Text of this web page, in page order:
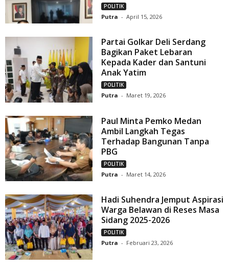
POLITIK
Putra - April 15, 2026
Partai Golkar Deli Serdang
Bagikan Paket Lebaran
Kepada Kader dan Santuni
Anak Yatim
POLITIK
Putra - Maret 19, 2026
Paul Minta Pemko Medan
Ambil Langkah Tegas
Terhadap Bangunan Tanpa
PBG
POLITIK
Putra - Maret 14, 2026
Hadi Suhendra Jemput Aspirasi
Warga Belawan di Reses Masa
Sidang 2025-2026
POLITIK
Putra - Februari 23, 2026